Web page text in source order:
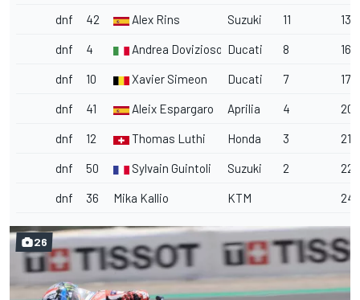
dnf 42 Alex Rins Suzuki 11 13
dnf 4 Andrea Dovizioso Ducati 8 16
dnf 10 Xavier Simeon Ducati 7 17
dnf 41 Aleix Espargaro Aprilia 4 20
dnf 12 Thomas Luthi Honda 3 21
dnf 50 Sylvain Guintoli Suzuki 2 22
dnf 36 Mika Kallio KTM 24
26